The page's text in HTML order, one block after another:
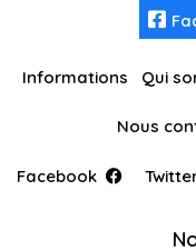
Informations Qui
Nous
Facebook